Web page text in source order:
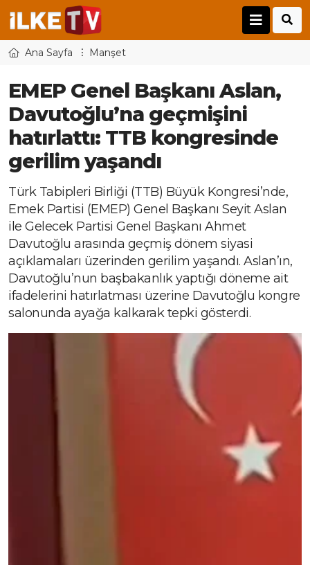
Ana Sayfa Manşet
EMEP Genel Başkanı Aslan,
Davutoğlu’na geçmişini
hatırlattı: TTB kongresinde
gerilim yaşandı
Türk Tabipleri Birliği (TTB) Büyük Kongresi’nde,
Emek Partisi (EMEP) Genel Başkanı Seyit Aslan
ile Gelecek Partisi Genel Başkanı Ahmet
Davutoğlu arasında geçmiş dönem siyasi
açıklamaları üzerinden gerilim yaşandı. Aslan’ın,
Davutoğlu’nun başbakanlık yaptığı döneme ait
ifadelerini hatırlatması üzerine Davutoğlu kongre
salonunda ayağa kalkarak tepki gösterdi.